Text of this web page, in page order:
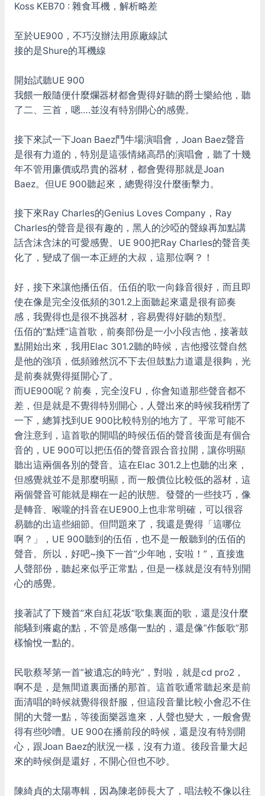
Koss KEB70 : 雜食耳機，解析略差
至於UE900，不巧沒辦法用原廠線試
接的是Shure的耳機線
開始試聽UE 900
我餵一般隨便什麼爛器材都會覺得好聽的爵士樂給他，聽
了二、三首，嗯….並沒有特別開心的感覺。
接下來試一下Joan Baez鬥牛場演唱會，Joan Baez聲音
是很有力道的，特別是這張情緒高昂的演唱會，聽了十幾
年不管用廉價或昂貴的器材，都會覺得那就是Joan
Baez。但UE 900聽起來，總覺得沒什麼衝擊力。
接下來Ray Charles的Genius Loves Company，Ray
Charles的聲音是很有趣的，黑人的沙啞的聲線再加點講
話含沫含沫的可愛感覺。UE 900把Ray Charles的聲音美
化了，變成了個一本正經的大叔，這那位啊？！
好，接下來讓他播伍佰。伍佰的歌一向錄音很好，而且即
使在像是完全沒低頻的301.2上面聽起來還是很有節奏
感，我覺得也是很不挑器材，容易覺得好聽的類型。
伍佰的”點煙”這首歌，前奏部份是一小小段吉他，接著鼓
點開始出來，我用Elac 301.2聽的時候，吉他撥弦聲自然
是他的強項，低頻雖然沉不下去但鼓點力道還是很夠，光
是前奏就覺得挺開心了。
而UE900呢？前奏，完全沒FU，你會知道那些聲音都不
差，但是就是不覺得特別開心，人聲出來的時候我稍愣了
一下，總算找到UE 900比較特別的地方了。平常可能不
會注意到，這首歌的開唱的時候伍佰的聲音後面是有個合
音的，UE 900可以把伍佰的聲音跟合音拉開，讓你明顯
聽出這兩個各別的聲音。這在Elac 301.2上也聽的出來，
但感覺就並不是那麼明顯，而一般價位比較低的器材，這
兩個聲音可能就是糊在一起的狀態。發聲的一些技巧，像
是轉音、喉嚨的抖音在UE900上也非常明確，可以很容
易聽的出這些細節。但問題來了，我還是覺得「這哪位
啊？」，UE 900聽到的伍佰，也不是一般聽到的伍佰的
聲音。所以，好吧~換下一首”少年吔，安啦！”，直接進
人聲部份，聽起來似乎正常點，但是一樣就是沒有特別開
心的感覺。
接著試了下幾首”來自紅花坂”歌集裏面的歌，還是沒什麼
能騷到癢處的點，不管是感傷一點的，還是像”作飯歌”那
樣愉悅一點的。
民歌蔡琴第一首”被遺忘的時光”，對啦，就是cd pro2，
啊不是，是無間道裏面播的那首。這首歌通常聽起來是前
面清唱的時候就覺得很舒服，但這段音量比較小會忍不住
開的大聲一點，等後面樂器進來，人聲也變大，一般會覺
得有些吵嘈。UE 900在播前段的時候，還是沒有特別開
心，跟Joan Baez的狀況一樣，沒有力道。後段音量大起
來的時候倒是還好，不開心但也不吵。
陳綺貞的太陽專輯，因為陳老師長大了，唱法較不像以往